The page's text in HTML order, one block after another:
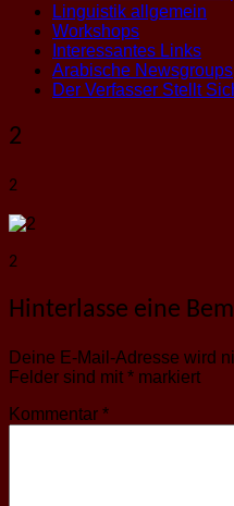
Linguistik allgemein
Workshops
Interessantes Links
Arabische
Der Verfasser Stellt
2
2
2
Hinterlasse eine
Deine E-Mail-Adresse wird
Felder sind mit * markiert
Kommentar *